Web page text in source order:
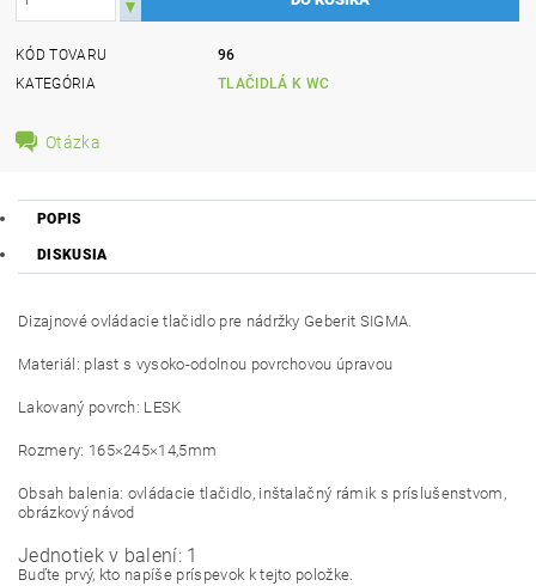
KÓD TOVARU
96
KATEGÓRIA
TLAČIDLÁ K WC
Otázka
POPIS
DISKUSIA
Dizajnové ovládacie tlačidlo pre nádržky Geberit SIGMA.
Materiál: plast s vysoko-odolnou povrchovou úpravou
Lakovaný povrch: LESK
Rozmery: 165×245×14,5mm
Obsah balenia: ovládacie tlačidlo, inštalačný rámik s príslušenstvom,
obrázkový návod
Jednotiek v balení: 1
Buďte prvý, kto napíše príspevok k tejto položke.